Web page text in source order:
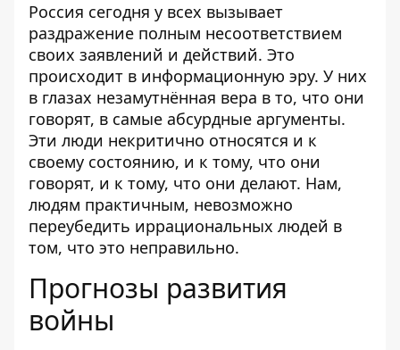
Россия сегодня у всех вызывает
раздражение полным несоответствием
своих заявлений и действий. Это
происходит в информационную эру. У них
в глазах незамутнённая вера в то, что они
говорят, в самые абсурдные аргументы.
Эти люди некритично относятся и к
своему состоянию, и к тому, что они
говорят, и к тому, что они делают. Нам,
людям практичным, невозможно
переубедить иррациональных людей в
том, что это неправильно.
Прогнозы развития
войны